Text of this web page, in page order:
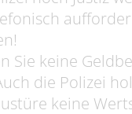
Sie keine
die Polizei
keine